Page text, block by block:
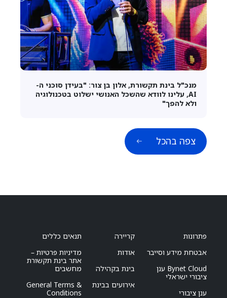
מנכ"ל בינת תקשורת, אלון בן צור: "בעידן סוכני ה-
AI, עלינו לוודא שהשכל האנושי ישלוט בטכנולוגיה
ולא להפך"
צפה בהכל
פתרונות
אבטחת מידע וסייבר
Bynet Cloud ענן
ציבורי ישראלי
ענן ציבורי
קריירה
אודות
בינת בקהילה
אירועים בבינת
תנאים כללים
מדיניות פרטיות –
אתר בינת תקשורת
מחשבים
General Terms &
Conditions